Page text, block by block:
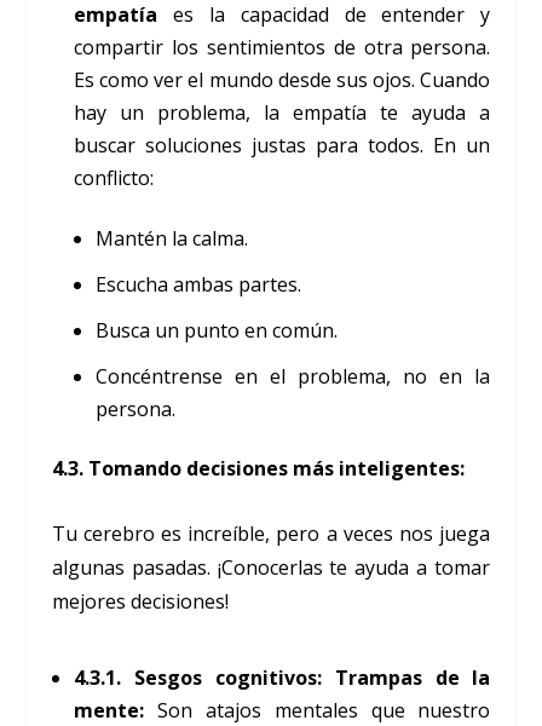
empatía es la capacidad de entender y
compartir los sentimientos de otra persona.
Es como ver el mundo desde sus ojos. Cuando
hay un problema, la empatía te ayuda a
buscar soluciones justas para todos. En un
conflicto:
Mantén la calma.
Escucha ambas partes.
Busca un punto en común.
Concéntrense en el problema, no en la
persona.
4.3. Tomando decisiones más inteligentes:
Tu cerebro es increíble, pero a veces nos juega
algunas pasadas. ¡Conocerlas te ayuda a tomar
mejores decisiones!
4.3.1. Sesgos cognitivos: Trampas de la
mente:Son atajos mentales que nuestro